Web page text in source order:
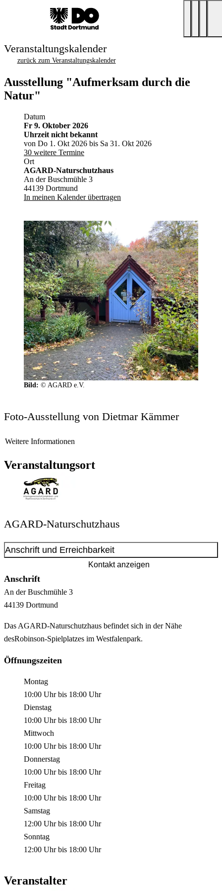
Veranstaltungskalender
zurück zum Veranstaltungskalender
Ausstellung "Aufmerksam durch die
Natur"
Datum
Fr 9. Oktober 2026
Uhrzeit nicht bekannt
von Do 1. Okt 2026 bis Sa 31. Okt 2026
30 weitere Termine
Ort
AGARD-Naturschutzhaus
An der Buschmühle 3
44139 Dortmund
In meinen Kalender übertragen
Bild: © AGARD e.V.
Foto-Ausstellung von Dietmar Kämmer
Weitere Informationen
Veranstaltungsort
AGARD-Naturschutzhaus
Anschrift und Erreichbarkeit
Kontakt anzeigen
Anschrift
An der Buschmühle 3
44139 Dortmund
Das AGARD-Naturschutzhaus befindet sich in der Nähe
desRobinson-Spielplatzes im Westfalenpark.
Öffnungszeiten
Montag
10:00 Uhrbis 18:00 Uhr
Dienstag
10:00 Uhrbis 18:00 Uhr
Mittwoch
10:00 Uhrbis 18:00 Uhr
Donnerstag
10:00 Uhrbis 18:00 Uhr
Freitag
10:00 Uhrbis 18:00 Uhr
Samstag
12:00 Uhrbis 18:00 Uhr
Sonntag
12:00 Uhrbis 18:00 Uhr
Veranstalter